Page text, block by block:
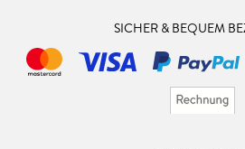
SICHER & BEQUEM